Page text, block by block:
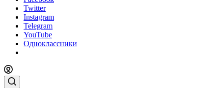
Twitter
Instagram
Telegram
YouTube
Одноклассники